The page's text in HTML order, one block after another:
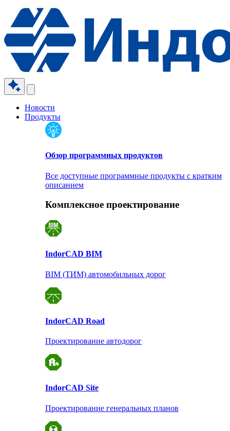
Новости
Продукты
Обзор программных продуктов
Все доступные программные продукты с кратким
описанием
Комплексное проектирование
IndorCAD BIM
BIM (ТИМ) автомобильных дорог
IndorCAD Road
Проектирование автодорог
IndorCAD Site
Проектирование генеральных планов